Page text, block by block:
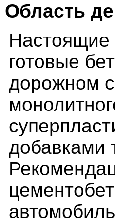
Область
Настоящие
готовые
дорожном
добавками